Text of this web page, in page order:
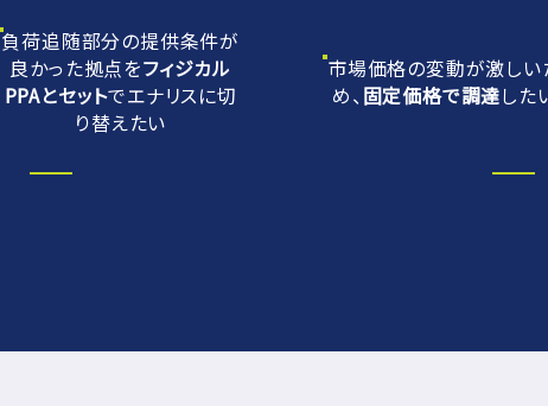
負荷追随部分の提供条件が
良かった拠点をフィジカル
PPAとセットでエナリスに切
り替えたい
市場価格の変動が激しい
め、固定価格で調達した